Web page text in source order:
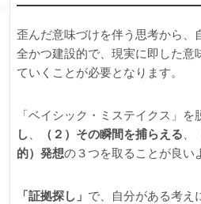
歪んだ意味づけを伴う思考から、
全かつ建設的で、現実に即した意
ていくことが必要となります。
「ベイシック・ミステイクス」を
し
（２）その瞬間を捕らえる
的）発想の３つを取ることが良い
「証拠探し」 で、自分がある考え